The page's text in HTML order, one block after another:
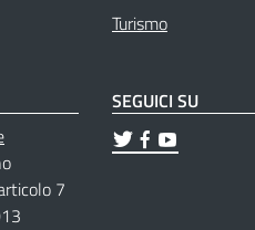
Turismo
7
SEGUICI SU